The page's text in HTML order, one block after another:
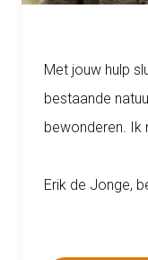
Met jouw hulp
bestaande
bewonderen. Ik
Erik de Jonge,